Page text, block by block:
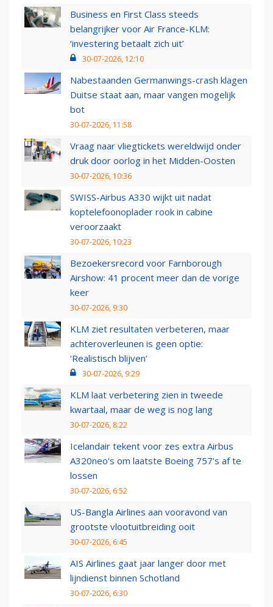
Business en First Class steeds
belangrijker voor Air France-KLM:
‘investering betaalt zich uit’
30-07-2026, 12:10
Nabestaanden Germanwings-crash klagen
Duitse staat aan, maar vangen mogelijk
bot
30-07-2026, 11:58
Vraag naar vliegtickets wereldwijd onder
druk door oorlog in het Midden-Oosten
30-07-2026, 10:36
SWISS-Airbus A330 wijkt uit nadat
koptelefoonoplader rook in cabine
veroorzaakt
30-07-2026, 10:23
Bezoekersrecord voor Farnborough
Airshow: 41 procent meer dan de vorige
keer
30-07-2026, 9:30
KLM ziet resultaten verbeteren, maar
achteroverleunen is geen optie:
‘Realistisch blijven’
30-07-2026, 9:29
KLM laat verbetering zien in tweede
kwartaal, maar de weg is nog lang
30-07-2026, 8:22
Icelandair tekent voor zes extra Airbus
A320neo's om laatste Boeing 757's af te
lossen
30-07-2026, 6:52
US-Bangla Airlines aan vooravond van
grootste vlootuitbreiding ooit
30-07-2026, 6:45
AIS Airlines gaat jaar langer door met
lijndienst binnen Schotland
30-07-2026, 6:30